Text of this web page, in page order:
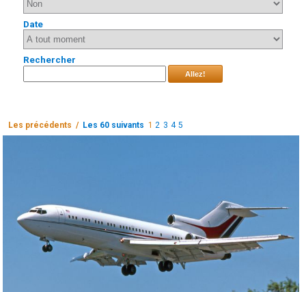
Date
Rechercher
Allez!
Les précédents / Les 60 suivants 1 2 3 4 5